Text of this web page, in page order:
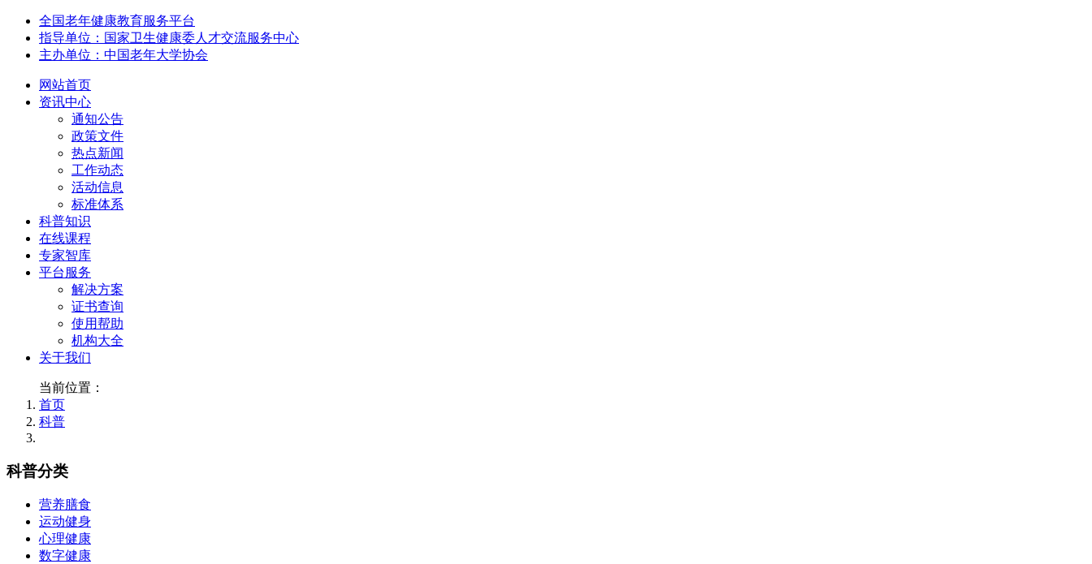
全国老年健康教育服务平台
指导单位：国家卫生健康委人才交流服务中心
主办单位：中国老年大学协会
网站首页
资讯中心
通知公告
政策文件
热点新闻
工作动态
活动信息
标准体系
科普知识
在线课程
专家智库
平台服务
解决方案
证书查询
使用帮助
机构大全
关于我们
当前位置：
首页
科普
科普分类
营养膳食
运动健身
心理健康
数字健康